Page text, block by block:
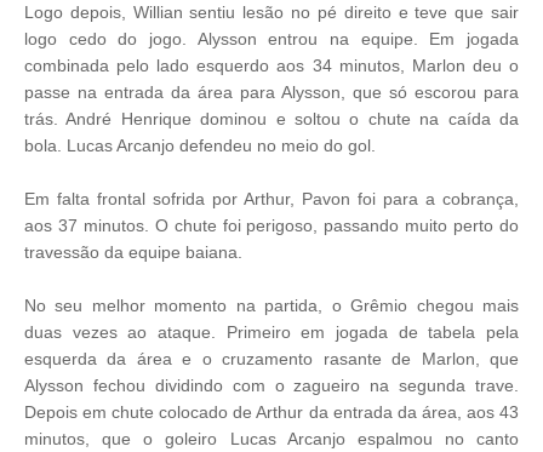
Logo depois, Willian sentiu lesão no pé direito e teve que sair
logo cedo do jogo. Alysson entrou na equipe. Em jogada
combinada pelo lado esquerdo aos 34 minutos, Marlon deu o
passe na entrada da área para Alysson, que só escorou para
trás. André Henrique dominou e soltou o chute na caída da
bola. Lucas Arcanjo defendeu no meio do gol.
Em falta frontal sofrida por Arthur, Pavon foi para a cobrança,
aos 37 minutos. O chute foi perigoso, passando muito perto do
travessão da equipe baiana.
No seu melhor momento na partida, o Grêmio chegou mais
duas vezes ao ataque. Primeiro em jogada de tabela pela
esquerda da área e o cruzamento rasante de Marlon, que
Alysson fechou dividindo com o zagueiro na segunda trave.
Depois em chute colocado de Arthur da entrada da área, aos 43
minutos, que o goleiro Lucas Arcanjo espalmou no canto